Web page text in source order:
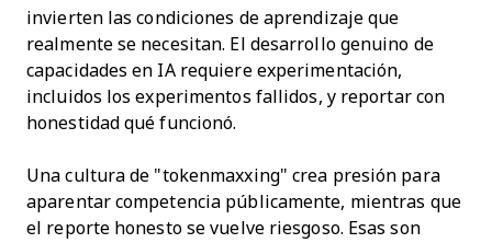
invierten las condiciones de aprendizaje que
realmente se necesitan. El desarrollo genuino de
capacidades en IA requiere experimentación,
incluidos los experimentos fallidos, y reportar con
honestidad qué funcionó.
Una cultura de "tokenmaxxing" crea presión para
aparentar competencia públicamente, mientras que
el reporte honesto se vuelve riesgoso. Esas son